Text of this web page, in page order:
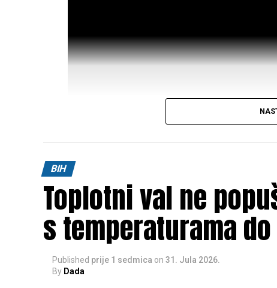
Tweet
BIH
Toplotni val ne
s temperaturama do
Published prije 1 sedmica on 31. Jula 2026.
By Dada